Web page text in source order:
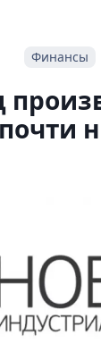
Финансы